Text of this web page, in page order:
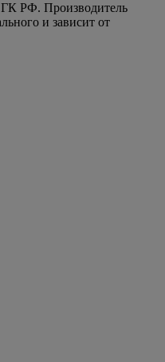
ГК РФ. Производитель
и зависит от